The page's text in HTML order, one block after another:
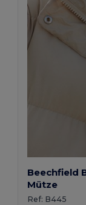
Beechfield
Mütze
Ref: B445